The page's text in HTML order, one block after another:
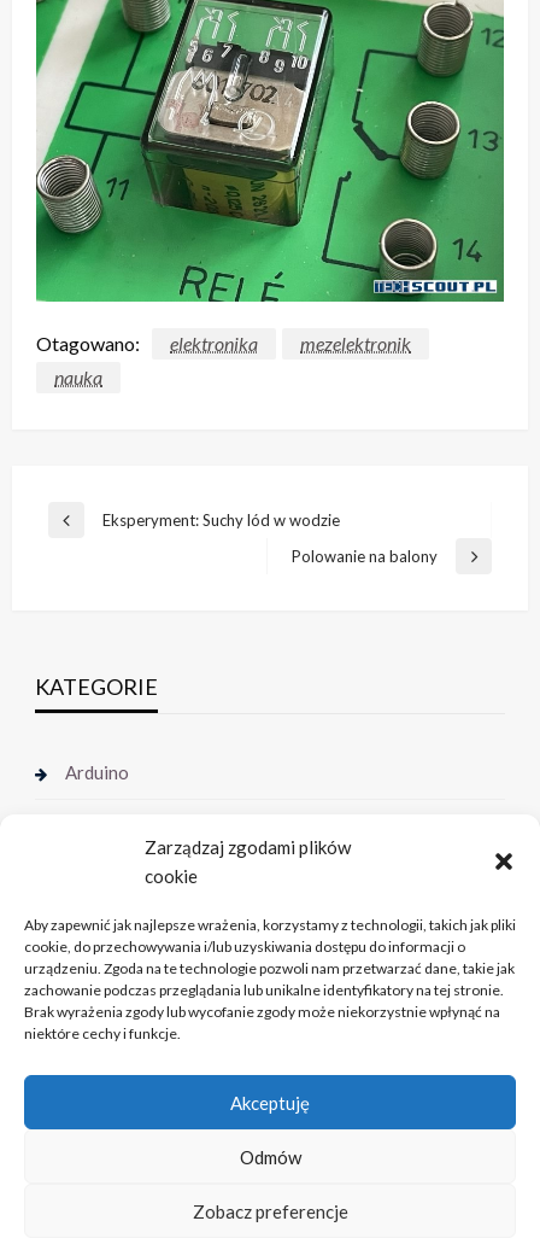
Zarządzaj zgodami plików
cookie
Aby zapewnić jak najlepsze wrażenia, korzystamy z technologii, takich jak pliki
cookie, do przechowywania i/lub uzyskiwania dostępu do informacji o
urządzeniu. Zgoda na te technologie pozwoli nam przetwarzać dane, takie jak
zachowanie podczas przeglądania lub unikalne identyfikatory na tej stronie.
Brak wyrażenia zgody lub wycofanie zgody może niekorzystnie wpłynąć na
niektóre cechy i funkcje.
Akceptuję
Odmów
Zobacz preferencje
Otagowano: elektronika
mezelektronik
nauka
Nawigacja
Poprzedni
Eksperyment: Suchy lód w wodzie
Następny
Polowanie na balony
KATEGORIE
Arduino
Muzeum Techniki
Radiokomunikacja